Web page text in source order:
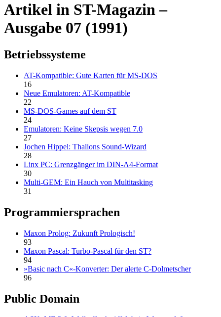
Artikel in ST-Magazin –
Ausgabe 07 (1991)
Betriebssysteme
AT-Kompatible: Gute Karten für MS-DOS
16
Neue Emulatoren: AT-Kompatible
22
MS-DOS-Games auf dem ST
24
Emulatoren: Keine Skepsis wegen 7.0
27
Jochen Hippel: Thalions Sound-Wizard
28
Linx PC: Grenzgänger im DIN-A4-Format
30
Multi-GEM: Ein Hauch von Multitasking
31
Programmiersprachen
Maxon Prolog: Zukunft Prologisch!
93
Maxon Pascal: Turbo-Pascal für den ST?
94
»Basic nach C«-Konverter: Der alerte C-Dolmetscher
96
Public Domain